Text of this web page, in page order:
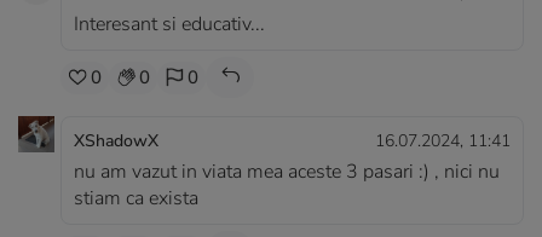
Interesant si educativ...
0 0 0
XShadowX 16.07.2024, 11:41
nu am vazut in viata mea aceste 3 pasari :) , nici nu
stiam ca exista